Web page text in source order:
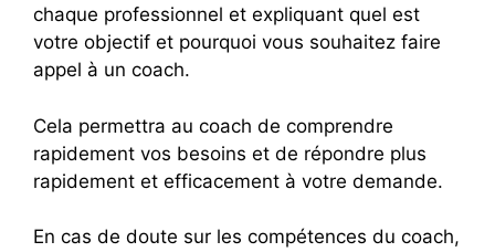
chaque professionnel et expliquant quel est
votre objectif et pourquoi vous souhaitez faire
appel à un coach.
Cela permettra au coach de comprendre
rapidement vos besoins et de répondre plus
rapidement et efficacement à votre demande.
En cas de doute sur les compétences du coach,